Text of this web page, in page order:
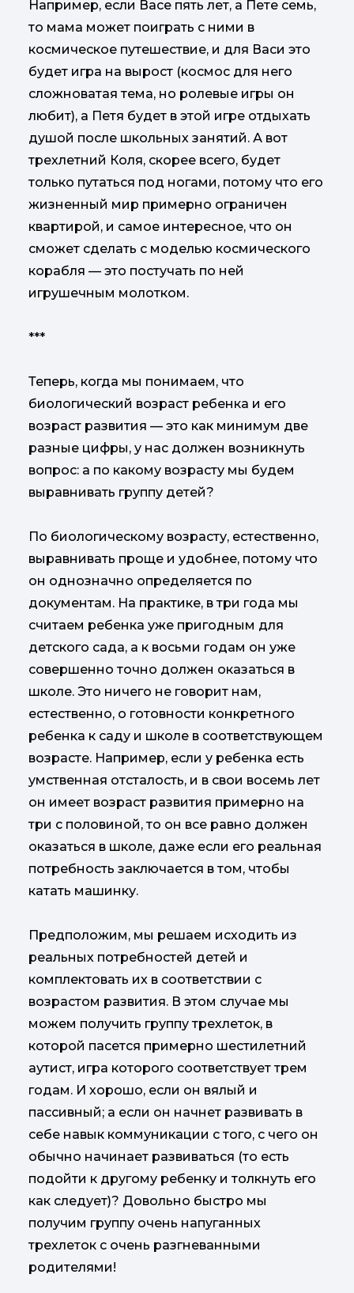
Например, если Васе пять лет, а Пете семь,
то мама может поиграть с ними в
космическое путешествие, и для Васи это
будет игра на вырост (космос для него
сложноватая тема, но ролевые игры он
любит), а Петя будет в этой игре отдыхать
душой после школьных занятий. А вот
трехлетний Коля, скорее всего, будет
только путаться под ногами, потому что его
жизненный мир примерно ограничен
квартирой, и самое интересное, что он
сможет сделать с моделью космического
корабля — это постучать по ней
игрушечным молотком.
***
Теперь, когда мы понимаем, что
биологический возраст ребенка и его
возраст развития — это как минимум две
разные цифры, у нас должен возникнуть
вопрос: а по какому возрасту мы будем
выравнивать группу детей?
По биологическому возрасту, естественно,
выравнивать проще и удобнее, потому что
он однозначно определяется по
документам. На практике, в три года мы
считаем ребенка уже пригодным для
детского сада, а к восьми годам он уже
совершенно точно должен оказаться в
школе. Это ничего не говорит нам,
естественно, о готовности конкретного
ребенка к саду и школе в соответствующем
возрасте. Например, если у ребенка есть
умственная отсталость, и в свои восемь лет
он имеет возраст развития примерно на
три с половиной, то он все равно должен
оказаться в школе, даже если его реальная
потребность заключается в том, чтобы
катать машинку.
Предположим, мы решаем исходить из
реальных потребностей детей и
комплектовать их в соответствии с
возрастом развития. В этом случае мы
можем получить группу трехлеток, в
которой пасется примерно шестилетний
аутист, игра которого соответствует трем
годам. И хорошо, если он вялый и
пассивный; а если он начнет развивать в
себе навык коммуникации с того, с чего он
обычно начинает развиваться (то есть
подойти к другому ребенку и толкнуть его
как следует)? Довольно быстро мы
получим группу очень напуганных
трехлеток с очень разгневанными
родителями!